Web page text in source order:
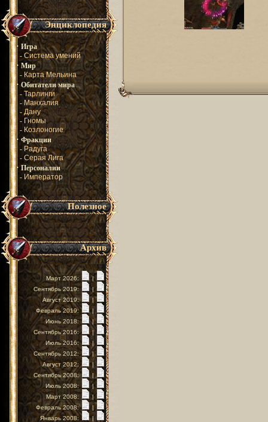
Энциклопедия
· Игра
- Система умений
· Мир
- Карта Мельина
· Обитатели мира
- Тарлинги
- Манхалия
- Дану
- Гномы
- Козлоногие
· Фракции
- Радуга
- Серая Лига
· Персоналии
- Император
Полезное
Архив
Март 2026:
|
Сентябрь 2019:
|
Август 2019:
|
Февраль 2019:
|
Июнь 2018:
|
Сентябрь 2016:
|
Июль 2016:
|
Сентябрь 2012:
|
Август 2012:
|
Сентябрь 2008:
|
Июль 2008:
|
Март 2008:
|
Февраль 2008:
|
Январь 2008:
|